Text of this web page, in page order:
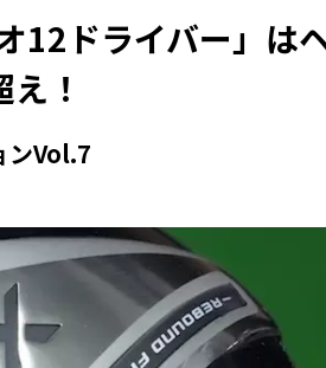
12ドライバー」は
！
ンVol.7